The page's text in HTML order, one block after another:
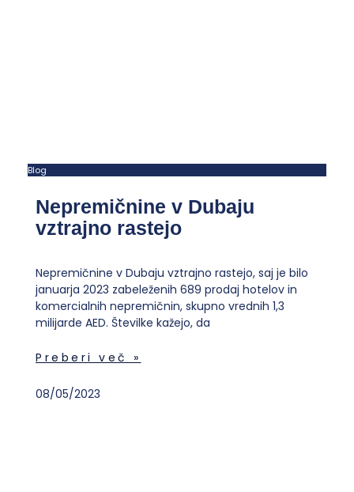
Blog
Nepremičnine v Dubaju
vztrajno rastejo
Nepremičnine v Dubaju vztrajno rastejo, saj je bilo
januarja 2023 zabeleženih 689 prodaj hotelov in
komercialnih nepremičnin, skupno vrednih 1,3
milijarde AED. Številke kažejo, da
Preberi več »
08/05/2023